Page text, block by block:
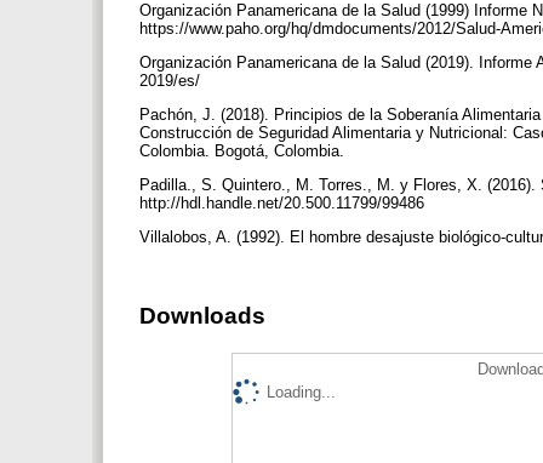
Organización Panamericana de la Salud (1999) Informe
https://www.paho.org/hq/dmdocuments/2012/Salud-
Organización Panamericana de la Salud (2019). Informe
2019/es/
Pachón, J. (2018). Principios de la Soberanía
Construcción de Seguridad Alimentaria y Nutricional:
Colombia. Bogotá, Colombia.
Padilla., S. Quintero., M. Torres., M. y Flores, X.
http://hdl.handle.net/20.500.11799/99486
Villalobos, A. (1992). El hombre desajuste biológico-
Downloads
Loading...